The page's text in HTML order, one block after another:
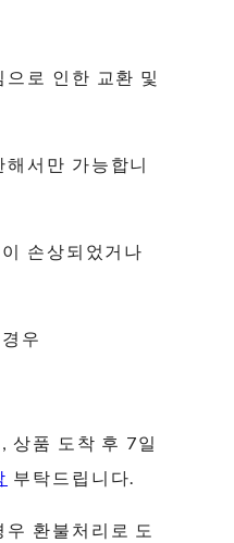
로 인한 교환 및
서만 가능합니
손상되었거나
우
상품 도착 후 7일
부탁드립니다.
환불처리로 도